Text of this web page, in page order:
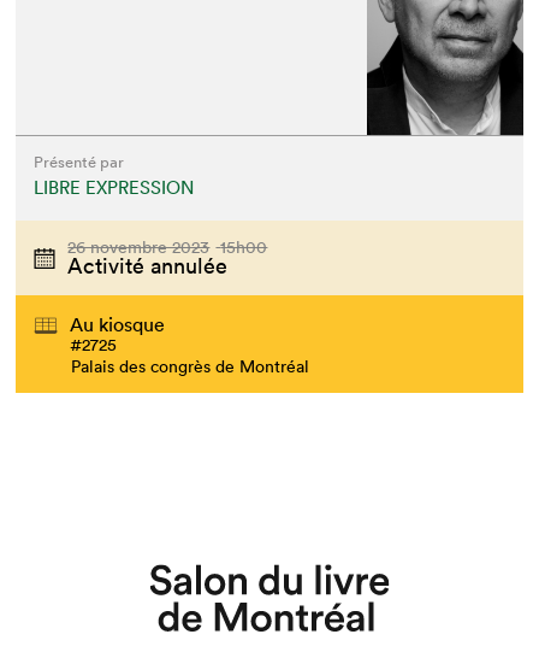
Que cherchez-vous?
Présenté par
LIBRE EXPRESSION
26 novembre 2023 15h00
Activité annulée
Au kiosque
#2725
Palais des congrès de Montréal